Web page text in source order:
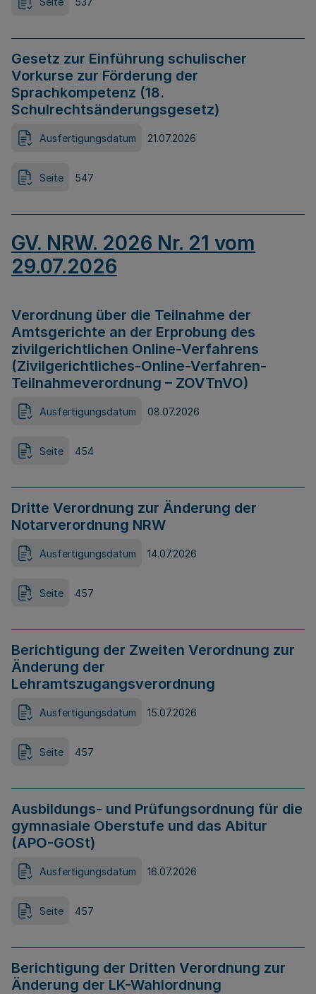
Gesetz zur Einführung schulischer
Vorkurse zur Förderung der
Sprachkompetenz (18.
Schulrechtsänderungsgesetz)
Ausfertigungsdatum 21.07.2026
Seite 547
GV. NRW. 2026 Nr. 21 vom
29.07.2026
Verordnung über die Teilnahme der
Amtsgerichte an der Erprobung des
zivilgerichtlichen Online-Verfahrens
(Zivilgerichtliches-Online-Verfahren-
Teilnahmeverordnung – ZOVTnVO)
Ausfertigungsdatum 08.07.2026
Seite 454
Dritte Verordnung zur Änderung der
Notarverordnung NRW
Ausfertigungsdatum 14.07.2026
Seite 457
Berichtigung der Zweiten Verordnung zur
Änderung der
Lehramtszugangsverordnung
Ausfertigungsdatum 15.07.2026
Seite 457
Ausbildungs- und Prüfungsordnung für die
gymnasiale Oberstufe und das Abitur
(APO-GOSt)
Ausfertigungsdatum 16.07.2026
Seite 457
Berichtigung der Dritten Verordnung zur
Änderung der LK-Wahlordnung